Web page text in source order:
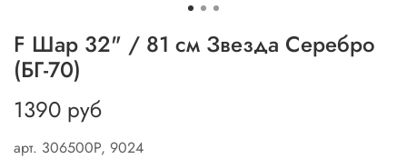
арт. 306500P, 9024
F Шар 32" / 81 см Звезда Серебро
(БГ-70)
1390 руб